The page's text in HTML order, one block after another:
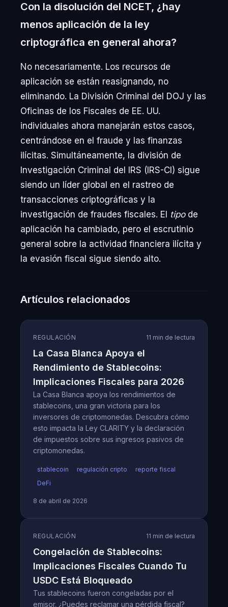
Con la disolución del NCET, ¿hay
menos aplicación de la ley
criptográfica en general ahora?
No necesariamente. Los recursos de
aplicación se están reasignando, no
eliminando. La División Criminal del DOJ y las
Oficinas de los Fiscales de EE. UU.
individuales ahora manejarán estos casos,
centrándose en el fraude y las finanzas
ilícitas. Simultáneamente, la división de
Investigación Criminal del IRS (IRS-CI) sigue
siendo un líder global en el rastreo de
transacciones criptográficas y la
investigación de fraudes fiscales. El tipode
aplicación ha cambiado, pero el escrutinio
general sobre la actividad financiera ilícita y
la evasión fiscal sigue siendo alto.
Artículos relacionados
REGULACIÓN 11 min de lectura
La Casa Blanca Apoya el
Rendimiento de Stablecoins:
Implicaciones Fiscales para 2026
La Casa Blanca apoya los rendimientos de
stablecoins, una gran victoria para los
inversores de criptomonedas. Descubra cómo
esto impacta la Ley CLARITY y la declaración
de impuestos sobre sus ingresos pasivos de
criptomonedas.
stablecoin regulación cripto
reporte fiscal
DeFi
8 de abril de 2026
REGULACIÓN 11 min de lectura
Congelación de Stablecoins:
Implicaciones Fiscales Cuando Tu
USDC Está Bloqueado
Tus stablecoins fueron congeladas por el
emisor. ¿Puedes reclamar una pérdida fiscal?